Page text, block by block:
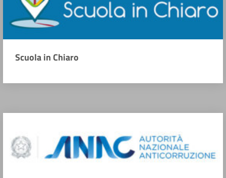
Scuola in Chiaro